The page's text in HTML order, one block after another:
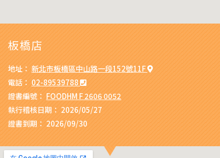
板橋店
地址： 新北市板橋區中山路一段152號11F
電話： 02-89539788
證書編號： FOODHM F 2606 0052
執行稽核日期： 2026/05/27
證書到期： 2026/09/30